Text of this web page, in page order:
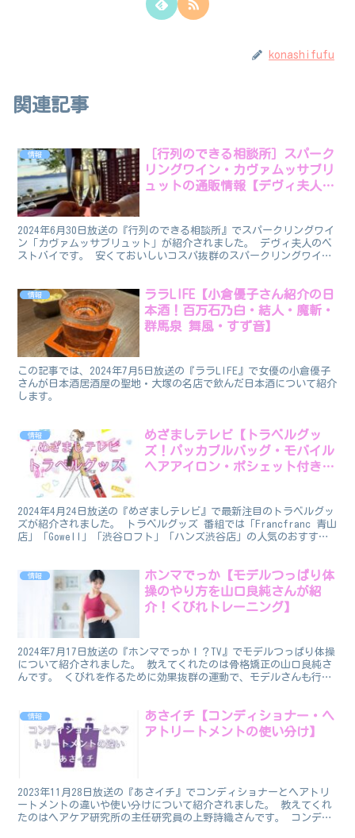
konashifufu
関連記事
情報
［行列のできる相談所］スパーク
リングワイン・カヴァムッサブリ
ュットの通販情報【デヴィ夫人の
2024年6月30日放送の『行列のできる相談所』でスパークリングワイ
ン「カヴァムッサブリュット」が紹介されました。 デヴィ夫人のベ
ストバイです。 安くておいしいコスパ抜群のスパークリングワイン
情報
ララLIFE【小倉優子さん紹介の日
本酒！百万石乃白・結人・魔斬・
群馬泉 舞風・すず音】
この記事では、2024年7月5日放送の『ララLIFE』で女優の小倉優子
さんが日本酒居酒屋の聖地・大塚の名店で飲んだ日本酒について紹介
します。
情報
めざましテレビ【トラベルグッ
ズ！パッカブルバッグ・モバイル
ヘアアイロン・ポシェット付き折
2024年4月24日放送の『めざましテレビ』で最新注目のトラベルグッ
ズが紹介されました。 トラベルグッズ 番組では「Francfranc 青山
店」「Gowell」「渋谷ロフト」「ハンズ渋谷店」の人気のおすすめ
情報
ホンマでっか【モデルつっぱり体
操のやり方を山口良純さんが紹
介！くびれトレーニング】
2024年7月17日放送の『ホンマでっか！？TV』でモデルつっぱり体操
について紹介されました。 教えてくれたのは骨格矯正の山口良純さ
んです。 くびれを作るために効果抜群の運動で、モデルさんも行っ
情報
あさイチ【コンディショナー・ヘ
アトリートメントの使い分け】
2023年11月28日放送の『あさイチ』でコンディショナーとヘアトリ
ートメントの違いや使い分けについて紹介されました。 教えてくれ
たのはヘアケア研究所の主任研究員の上野詩織さんです。 コンディ